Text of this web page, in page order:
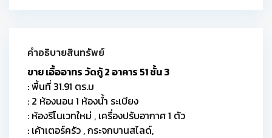
คำอธิบายสินทรัพย์
ขาย เอื้ออาทร วัดกู้ 2 อาคาร 51 ชั้น 3
: พื้นที่ 31.91 ตร.ม
: 2 ห้องนอน 1 ห้องน้ำ ระเบียง
: ห้องรีโนเวทใหม่ , เครื่องปรับอากาศ 1 ตัว
: เค้าเตอร์ครัว , กระจกบานสไลด์,